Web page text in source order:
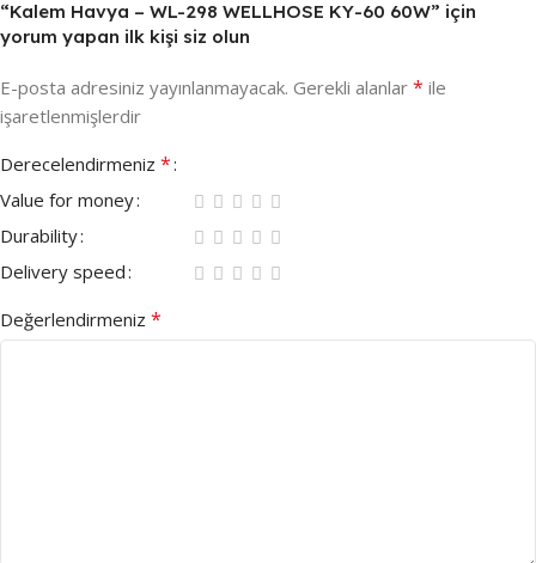
“Kalem Havya – WL-298 WELLHOSE KY-60 60W” için
yorum yapan ilk kişi siz olun
E-posta adresiniz yayınlanmayacak. Gerekli alanlar * ile
işaretlenmişlerdir
Derecelendirmeniz *
Value for money
Durability
Delivery speed
Değerlendirmeniz *